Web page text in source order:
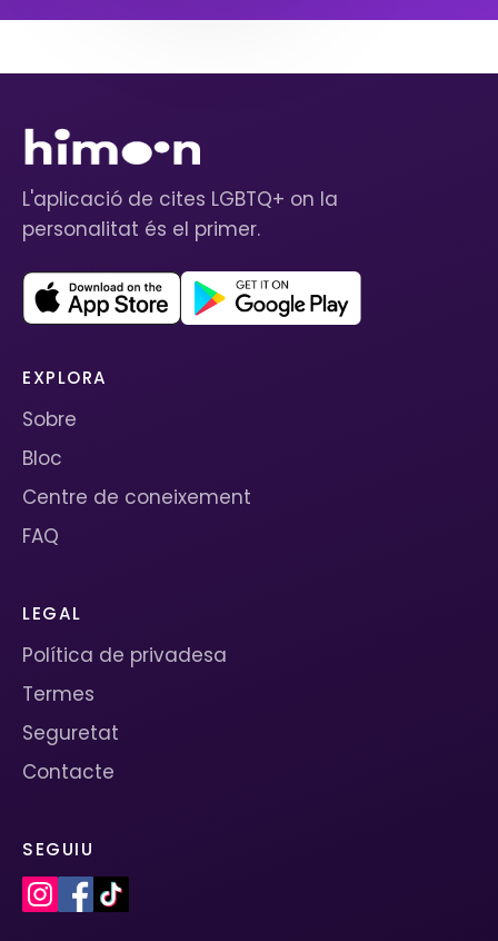
L'aplicació de cites LGBTQ+ on la
personalitat és el primer.
EXPLORA
Sobre
Bloc
Centre de coneixement
FAQ
LEGAL
Política de privadesa
Termes
Seguretat
Contacte
SEGUIU